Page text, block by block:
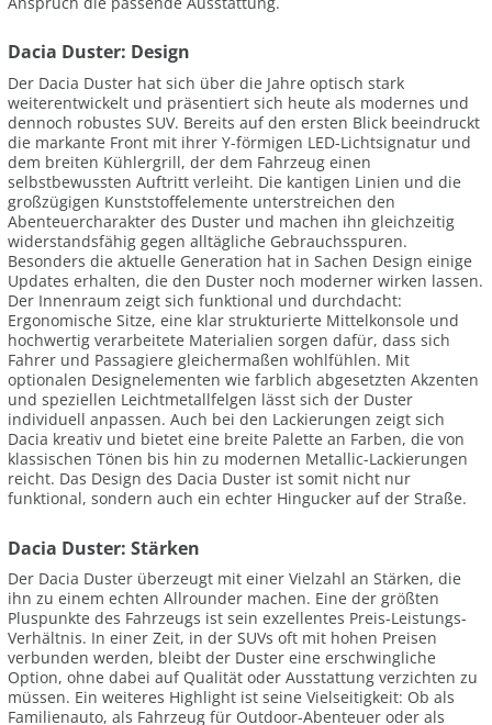
Dacia Duster: Design
Der Dacia Duster hat sich über die Jahre optisch stark
weiterentwickelt und präsentiert sich heute als modernes und
dennoch robustes SUV. Bereits auf den ersten Blick beeindruckt
die markante Front mit ihrer Y-förmigen LED-Lichtsignatur und
dem breiten Kühlergrill, der dem Fahrzeug einen
selbstbewussten Auftritt verleiht. Die kantigen Linien und die
großzügigen Kunststoffelemente unterstreichen den
Abenteuercharakter des Duster und machen ihn gleichzeitig
widerstandsfähig gegen alltägliche Gebrauchsspuren.
Besonders die aktuelle Generation hat in Sachen Design einige
Updates erhalten, die den Duster noch moderner wirken lassen.
Der Innenraum zeigt sich funktional und durchdacht:
Ergonomische Sitze, eine klar strukturierte Mittelkonsole und
hochwertig verarbeitete Materialien sorgen dafür, dass sich
Fahrer und Passagiere gleichermaßen wohlfühlen. Mit
optionalen Designelementen wie farblich abgesetzten Akzenten
und speziellen Leichtmetallfelgen lässt sich der Duster
individuell anpassen. Auch bei den Lackierungen zeigt sich
Dacia kreativ und bietet eine breite Palette an Farben, die von
klassischen Tönen bis hin zu modernen Metallic-Lackierungen
reicht. Das Design des Dacia Duster ist somit nicht nur
funktional, sondern auch ein echter Hingucker auf der Straße.
Dacia Duster: Stärken
Der Dacia Duster überzeugt mit einer Vielzahl an Stärken, die
ihn zu einem echten Allrounder machen. Eine der größten
Pluspunkte des Fahrzeugs ist sein exzellentes Preis-Leistungs-
Verhältnis. In einer Zeit, in der SUVs oft mit hohen Preisen
verbunden werden, bleibt der Duster eine erschwingliche
Option, ohne dabei auf Qualität oder Ausstattung verzichten zu
müssen. Ein weiteres Highlight ist seine Vielseitigkeit: Ob als
Familienauto, als Fahrzeug für Outdoor-Abenteuer oder als